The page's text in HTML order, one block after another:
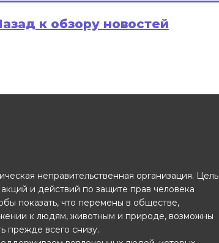
к обзору новостей
неправительственная организация. Цель
и действий по защите прав человека
показать, что перемены в обществе,
к людям, животным и природе, возможны
прежде всего снизу.